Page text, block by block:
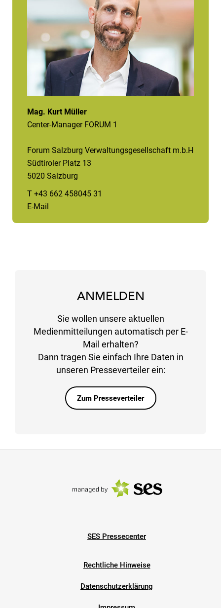
Mag. Kurt Müller
Center-Manager FORUM 1
Forum Salzburg Verwaltungsgesellschaft m.b.H
Südtiroler Platz 13
5020 Salzburg
T +43 662 458045 31
E-Mail
ANMELDEN
Sie wollen unsere aktuellen
Medienmitteilungen automatisch per E-
Mail erhalten?
Dann tragen Sie einfach Ihre Daten in
unseren Presseverteiler ein:
Zum Presseverteiler
SES Pressecenter
Rechtliche Hinweise
Datenschutzerklärung